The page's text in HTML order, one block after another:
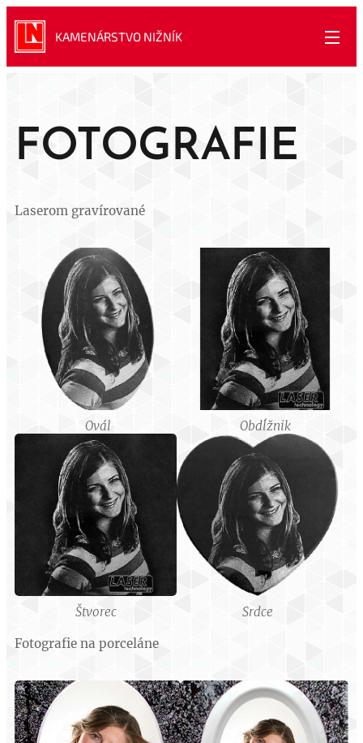
KAMENÁRSTVO NIŽNÍK
FOTOGRAFIE
Laserom gravírované
Ovál Obdĺžnik
Štvorec Srdce
Fotografie na porceláne